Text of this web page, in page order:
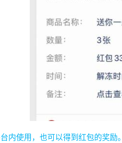
内使用，也可以得到红包的奖励。